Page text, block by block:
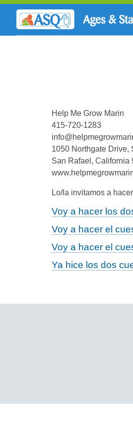
Help Me Grow Marin
415-720-1283
1050 Northgate Drive,
San Rafael, California
Lo/la invitamos a
Voy a hacer los
Voy a hacer el
Voy a hacer el
Ya hice los dos